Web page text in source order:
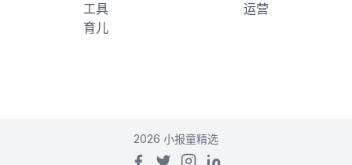
工具
育儿
运营
2026 小报童精选